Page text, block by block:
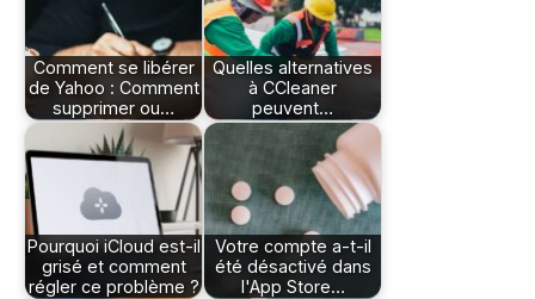
Comment se libérer
de Yahoo : Comment
supprimer ou…
Quelles alternatives
à CCleaner
peuvent…
Pourquoi iCloud est-il
grisé et comment
régler ce problème ?
Votre compte a-t-il
été désactivé dans
l'App Store…